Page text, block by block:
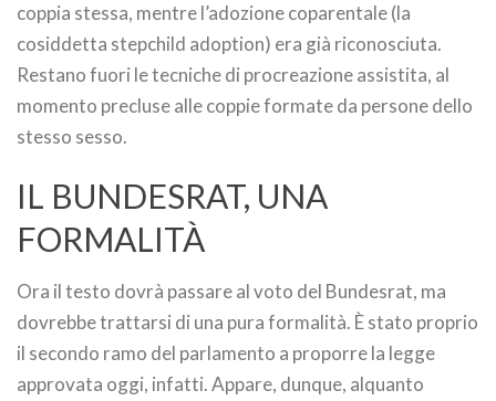
coppia stessa, mentre l’adozione coparentale (la
cosiddetta stepchild adoption) era già riconosciuta.
Restano fuori le tecniche di procreazione assistita, al
momento precluse alle coppie formate da persone dello
stesso sesso.
IL BUNDESRAT, UNA
FORMALITÀ
Ora il testo dovrà passare al voto del Bundesrat, ma
dovrebbe trattarsi di una pura formalità. È stato proprio
il secondo ramo del parlamento a proporre la legge
approvata oggi, infatti. Appare, dunque, alquanto